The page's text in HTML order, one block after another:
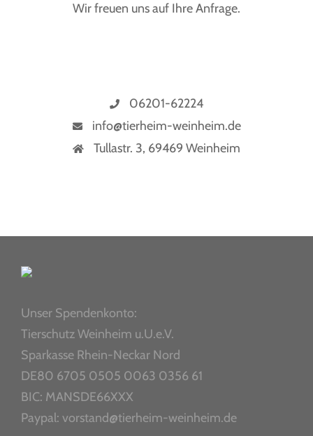
Wir freuen uns auf Ihre Anfrage.
06201-62224
info@tierheim-weinheim.de
Tullastr. 3, 69469 Weinheim
Unser Spendenkonto:
Tierschutz Weinheim u.U.e.V.
Sparkasse Rhein-Neckar Nord
DE80 6705 0505 0063 0356 61
BIC: MANSDE66XXX
Paypal: vorstand@tierheim-weinheim.de